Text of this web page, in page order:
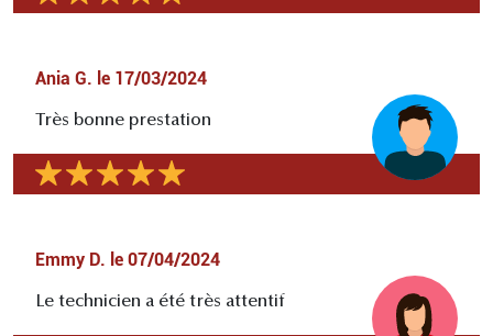
Ania G. le 17/03/2024
Très bonne prestation
Emmy D. le 07/04/2024
Le technicien a été très attentif